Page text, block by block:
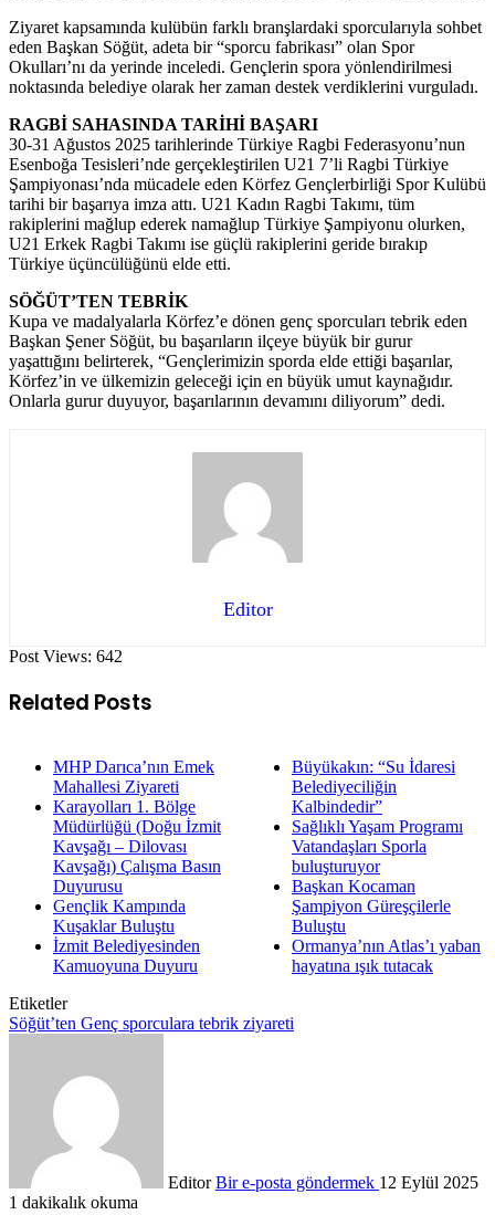
Ziyaret kapsamında kulübün farklı branşlardaki sporcularıyla sohbet
eden Başkan Söğüt, adeta bir “sporcu fabrikası” olan Spor
Okulları’nı da yerinde inceledi. Gençlerin spora yönlendirilmesi
noktasında belediye olarak her zaman destek verdiklerini vurguladı.
RAGBİ SAHASINDA TARİHİ BAŞARI
30-31 Ağustos 2025 tarihlerinde Türkiye Ragbi Federasyonu’nun
Esenboğa Tesisleri’nde gerçekleştirilen U21 7’li Ragbi Türkiye
Şampiyonası’nda mücadele eden Körfez Gençlerbirliği Spor Kulübü
tarihi bir başarıya imza attı. U21 Kadın Ragbi Takımı, tüm
rakiplerini mağlup ederek namağlup Türkiye Şampiyonu olurken,
U21 Erkek Ragbi Takımı ise güçlü rakiplerini geride bırakıp
Türkiye üçüncülüğünü elde etti.
SÖĞÜT’TEN TEBRİK
Kupa ve madalyalarla Körfez’e dönen genç sporcuları tebrik eden
Başkan Şener Söğüt, bu başarıların ilçeye büyük bir gurur
yaşattığını belirterek, “Gençlerimizin sporda elde ettiği başarılar,
Körfez’in ve ülkemizin geleceği için en büyük umut kaynağıdır.
Onlarla gurur duyuyor, başarılarının devamını diliyorum” dedi.
Editor
Post Views: 642
Related Posts
MHP Darıca’nın Emek
Mahallesi Ziyareti
Karayolları 1. Bölge
Müdürlüğü (Doğu İzmit
Kavşağı – Dilovası
Kavşağı) Çalışma Basın
Duyurusu
Gençlik Kampında
Kuşaklar Buluştu
İzmit Belediyesinden
Kamuoyuna Duyuru
Büyükakın: “Su İdaresi
Belediyeciliğin
Kalbindedir”
Sağlıklı Yaşam Programı
Vatandaşları Sporla
buluşturuyor
Başkan Kocaman
Şampiyon Güreşçilerle
Buluştu
Ormanya’nın Atlas’ı yaban
hayatına ışık tutacak
Etiketler
Söğüt’ten Genç sporculara tebrik ziyareti
Editor Bir e-posta göndermek 12 Eylül 2025
1 dakikalık okuma